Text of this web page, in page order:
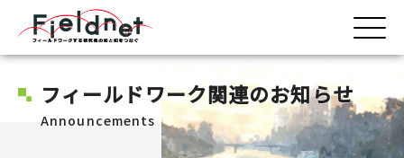
フィールドワーク関連のお知らせ
Announcements